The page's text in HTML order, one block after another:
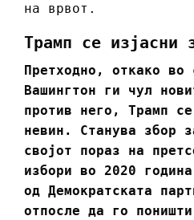
на врвот.
Трамп се изјасни
Претходно, откако во
Вашингтон ги чул
против него, Трамп
невин. Станува збор
својот пораз на
избори во 2020
од Демократската
отпосле да го